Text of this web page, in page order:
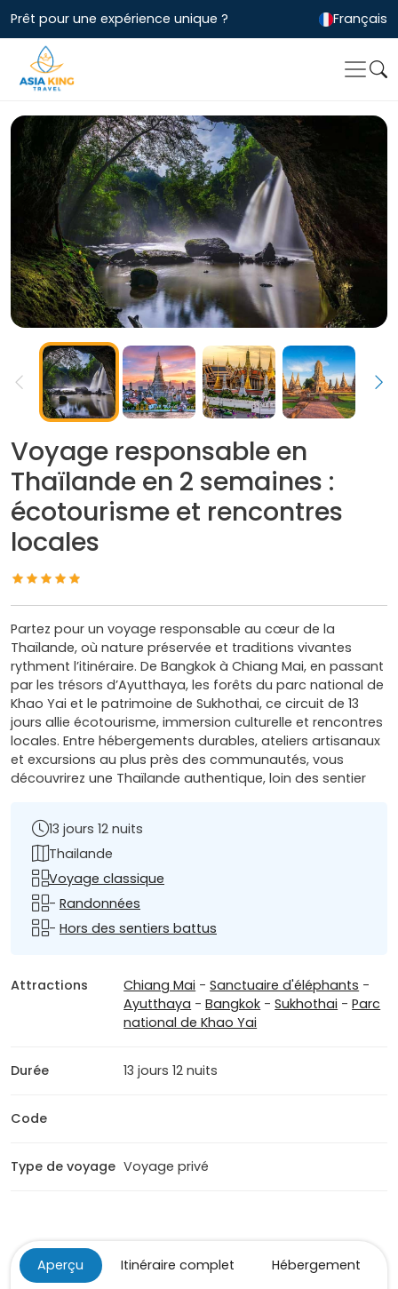
Prêt pour une expérience unique ? Français
Voyage responsable en
Thaïlande en 2 semaines :
écotourisme et rencontres
locales
Partez pour un voyage responsable au cœur de la
Thaïlande, où nature préservée et traditions vivantes
rythment l’itinéraire. De Bangkok à Chiang Mai, en passant
par les trésors d’Ayutthaya, les forêts du parc national de
Khao Yai et le patrimoine de Sukhothai, ce circuit de 13
jours allie écotourisme, immersion culturelle et rencontres
locales. Entre hébergements durables, ateliers artisanaux
et excursions au plus près des communautés, vous
découvrirez une Thaïlande authentique, loin des sentier
13 jours 12 nuits
Thailande
Voyage classique
- Randonnées
- Hors des sentiers battus
Attractions Chiang Mai -Sanctuaire d'éléphants -
Ayutthaya -Bangkok -Sukhothai -Parc
national de Khao Yai
Durée 13 jours 12 nuits
Code
Type de voyage Voyage privé
Aperçu Itinéraire complet
Hébergement